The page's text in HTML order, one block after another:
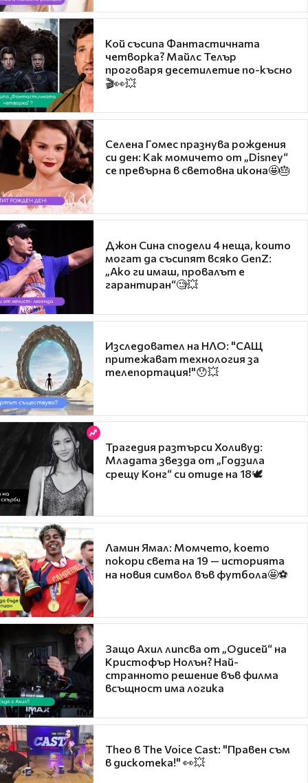
Кой съсипа Фантастичната
четворка? Майлс Телър
проговаря десетилетие по-късно
🎬👀💥
Селена Гомес празнува рождения
си ден: Как момичето от „Disney“
се превърна в световна икона🤩🎂
Джон Сина сподели 4 неща, които
могат да съсипят всяко GenZ:
„Ако ги имаш, провалът е
гарантиран“🧐💥
Изследовател на НЛО: "САЩ
притежават технология за
телепортация!"😯💥
Трагедия разтърси Холивуд:
Младата звезда от „Годзила
срещу Конг“ си отиде на 18🕊️
Ламин Ямал: Момчето, което
покори света на 19 — историята
на новия символ във футбола🤩⚽
Защо Ахил липсва от „Одисей“ на
Кристофър Нолън? Най-
странното решение във филма
всъщност има логика
Theo в The Voice Cast: "Правен съм
в дискотека!" 👀💥